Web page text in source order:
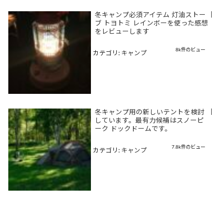
冬キャンプ必須アイテム 灯油ストー
ブ トヨトミ レインボーを使った感想
をレビューします
8k件のビュー
カテゴリ: キャンプ
冬キャンプ用の新しいテントを検討
しています。最有力候補はスノーピ
ーク ドックドームです。
7.8k件のビュー
カテゴリ: キャンプ